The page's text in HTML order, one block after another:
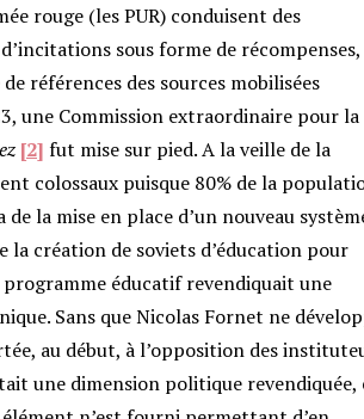
rouge (les PUR) conduisent des
sous forme de récompenses,
références des sources mobilisées
une Commission extraordinaire pour la
[2] fut mise sur pied. A la veille de la
colossaux puisque 80% de la
la mise en place d’un nouveau
création de soviets d’éducation pour
éducatif revendiquait une
Sans que Nicolas Fornet ne
au début, à l’opposition des
une dimension politique revendiquée,